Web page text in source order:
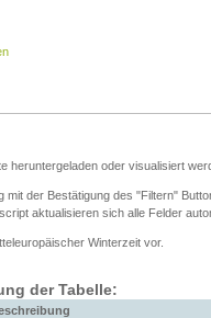
heruntergeladen oder visualisiert
der Bestätigung des "Filtern"
aktualisieren sich alle Felder
Winterzeit vor.
der Tabelle: